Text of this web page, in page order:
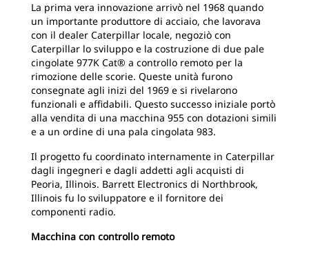
La prima vera innovazione arrivò nel 1968 quando
un importante produttore di acciaio, che lavorava
con il dealer Caterpillar locale, negoziò con
Caterpillar lo sviluppo e la costruzione di due pale
cingolate 977K Cat® a controllo remoto per la
rimozione delle scorie. Queste unità furono
consegnate agli inizi del 1969 e si rivelarono
funzionali e affidabili. Questo successo iniziale portò
alla vendita di una macchina 955 con dotazioni simili
e a un ordine di una pala cingolata 983.
Il progetto fu coordinato internamente in Caterpillar
dagli ingegneri e dagli addetti agli acquisti di
Peoria, Illinois. Barrett Electronics di Northbrook,
Illinois fu lo sviluppatore e il fornitore dei
componenti radio.
Macchina con controllo remoto